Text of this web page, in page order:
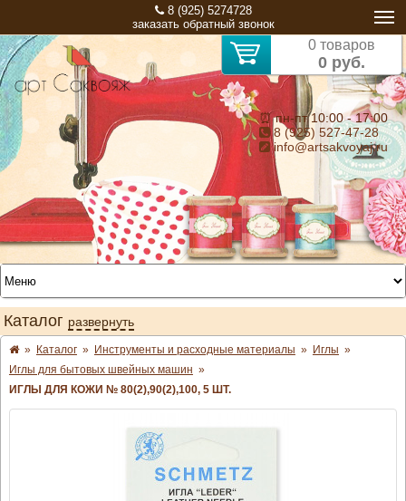
8 (925) 5274728
заказать обратный звонок
0 товаров
0 руб.
⏰ пн-пт 10:00 - 17:00
8 (925) 527-47-28
info@artsakvoyaj.ru
Каталог развернуть
» Каталог » Инструменты и расходные материалы » Иглы »
Иглы для бытовых швейных машин »
ИГЛЫ ДЛЯ КОЖИ № 80(2),90(2),100, 5 ШТ.